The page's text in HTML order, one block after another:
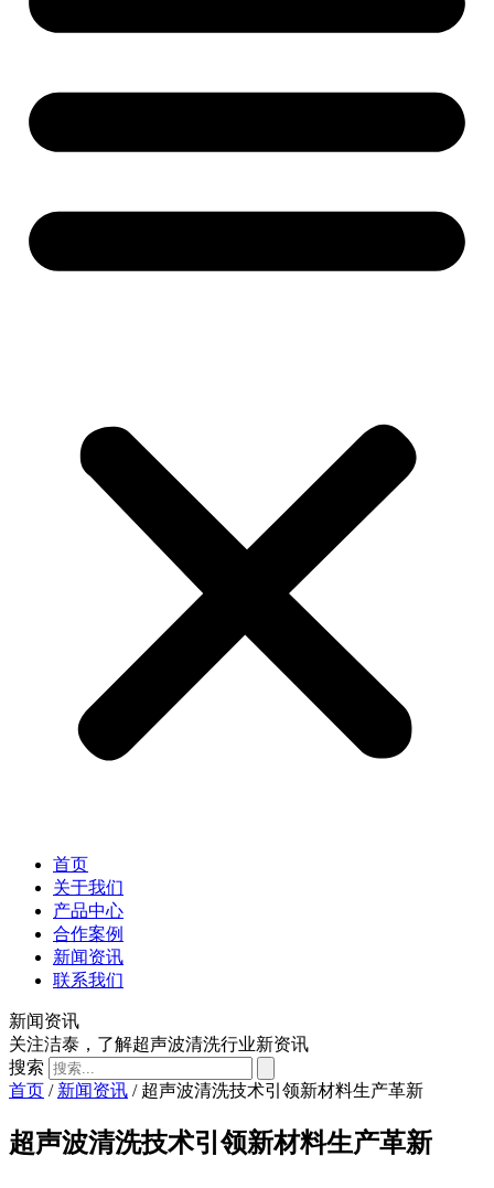
首页
关于我们
产品中心
合作案例
新闻资讯
联系我们
新闻资讯
关注洁泰，了解超声波清洗行业新资讯
搜索
首页 / 新闻资讯 / 超声波清洗技术引领新材料生产革新
超声波清洗技术引领新材料生产革新